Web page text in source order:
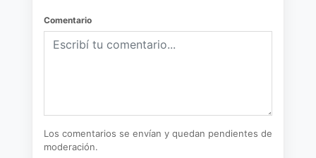
Comentario
Los comentarios se envían y quedan pendientes de
moderación.